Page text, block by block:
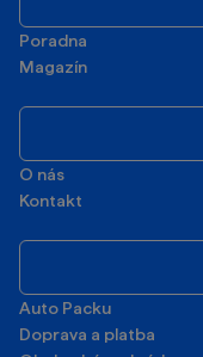
Poradna
Magazín
O nás
Kontakt
Auto Packu
Doprava a platba